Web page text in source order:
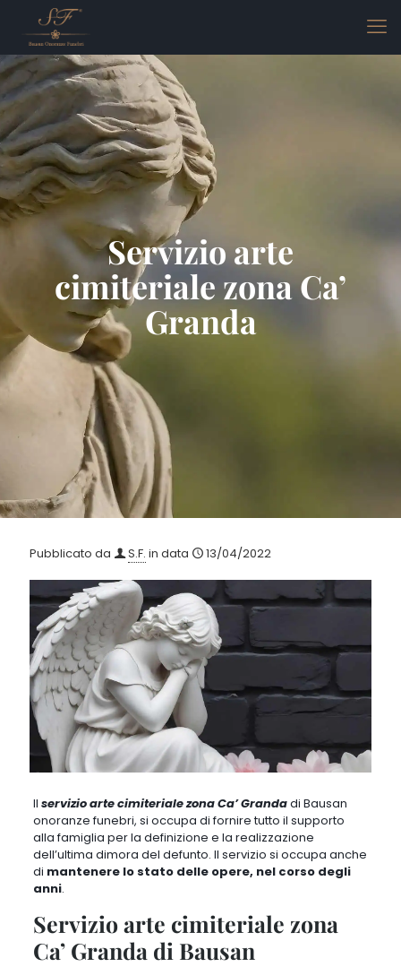
Servizio arte
cimiteriale zona Ca’
Granda
Pubblicato da S.F. in data 13/04/2022
Il servizio arte cimiteriale zona Ca’ Grandadi Bausan
onoranze funebri, si occupa di fornire tutto il supporto
alla famiglia per la definizione e la realizzazione
dell’ultima dimora del defunto. Il servizio si occupa anche
di mantenere lo stato delle opere, nel corso degli
anni.
Servizio arte cimiteriale zona
Ca’ Granda di Bausan